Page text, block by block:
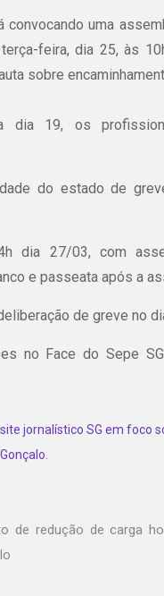
convocando uma
feira, dia 25, às
sobre
dia 19, os
do estado de
dia 27/03, com
e passeata após a
de greve no
no Face do Sepe
site jornalístico SG em foco
de redução de carga